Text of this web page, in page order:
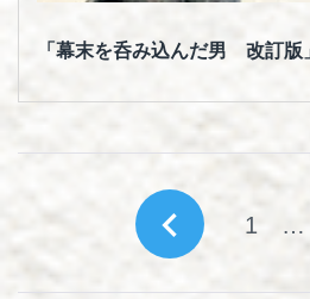
「幕末を呑み込んだ男 改訂版
投
稿
の
navigate_before 1 …